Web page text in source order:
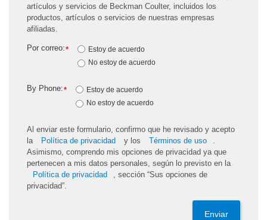
artículos y servicios de Beckman Coulter, incluidos los
productos, artículos o servicios de nuestras empresas
afiliadas.
*
Por correo:
Estoy de acuerdo
No estoy de acuerdo
*
By Phone:
Estoy de acuerdo
No estoy de acuerdo
Al enviar este formulario, confirmo que he revisado y acepto
la
Política de privacidad y los Términos de uso
.
Asimismo, comprendo mis opciones de privacidad ya que
pertenecen a mis datos personales, según lo previsto en la
Política de privacidad
, sección “Sus opciones de
privacidad”.
Enviar